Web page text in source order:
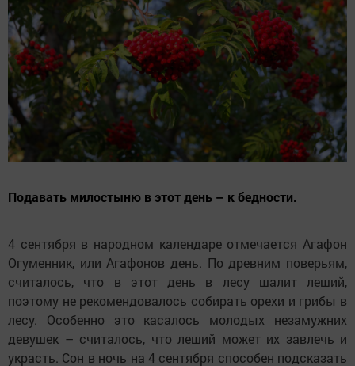
Подавать милостыню в этот день – к бедности.
4 сентября в народном календаре отмечается Агафон
Огуменник, или Агафонов день. По древним поверьям,
считалось, что в этот день в лесу шалит леший,
поэтому не рекомендовалось собирать орехи и грибы в
лесу. Особенно это касалось молодых незамужних
девушек – считалось, что леший может их завлечь и
украсть. Сон в ночь на 4 сентября способен подсказать